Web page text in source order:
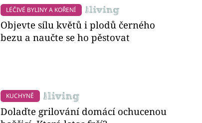
LÉČIVÉ BYLINY A KOŘENÍ
Objevte sílu květů i plodů černého
bezu a naučte se ho pěstovat
KUCHYNĚ
Dolaďte grilování domácí ochucenou